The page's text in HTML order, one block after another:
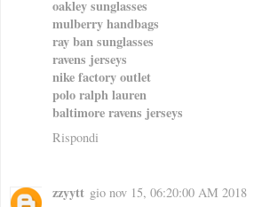
oakley sunglasses
mulberry handbags
ray ban sunglasses
ravens jerseys
nike factory outlet
polo ralph lauren
baltimore ravens jerseys
Rispondi
zzyytt gio nov 15, 06:20:00 AM 2018